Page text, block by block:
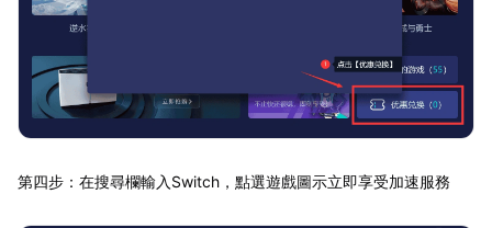
第四步：在搜尋欄輸入Switch，點選遊戲圖示立即享受加速服務